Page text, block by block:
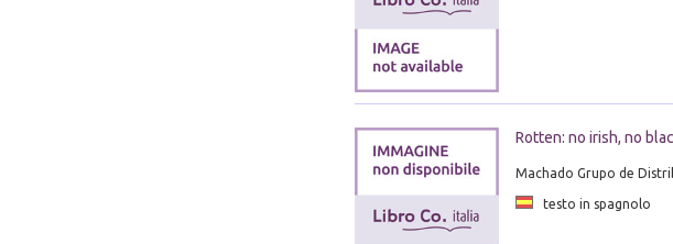
Rotten: no irish, no
Machado Grupo de
testo in spagnolo